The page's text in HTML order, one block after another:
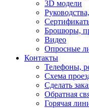
3D модели
Брошюры,
Видео
Опросные
Контакты
Телефоны,
Схема
Сделать
Обратная
Горячая